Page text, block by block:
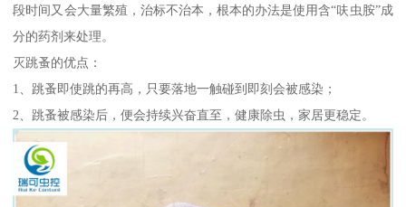
段时间又会大量繁殖，治标不治本，根本的办法是使用含“呋虫胺”成
分的药剂来处理。
灭跳蚤的优点：
1、跳蚤即使跳的再高，只要落地一触碰到即刻会被感染；
2、跳蚤被感染后，便会持续兴奋直至，健康除虫，家居更稳定。